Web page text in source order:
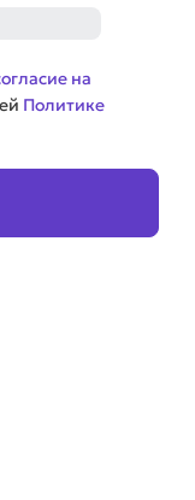
на
Политике